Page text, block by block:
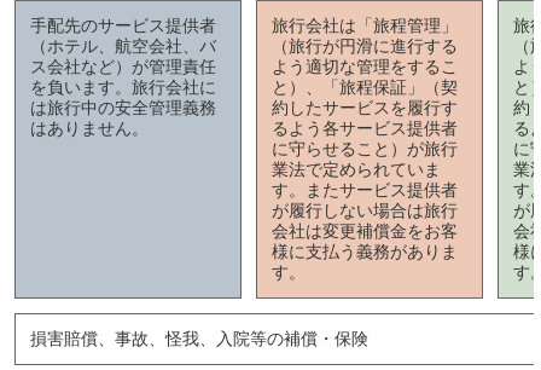
手配先のサービス提供者
（ホテル、航空会社、バ
ス会社など）が管理責任
を負います。旅行会社に
は旅行中の安全管理義務
はありません。
旅行会社は「旅程管理」
（旅行が円滑に進行する
よう適切な管理をするこ
と）、「旅程保証」（契
約したサービスを履行す
るよう各サービス提供者
に守らせること）が旅行
業法で定められていま
す。またサービス提供者
が履行しない場合は旅行
会社は変更補償金をお客
様に支払う義務がありま
す。
旅
よ
と
約
る
に
業
す
が
会
様
す
損害賠償、事故、怪我、入院等の補償・保険